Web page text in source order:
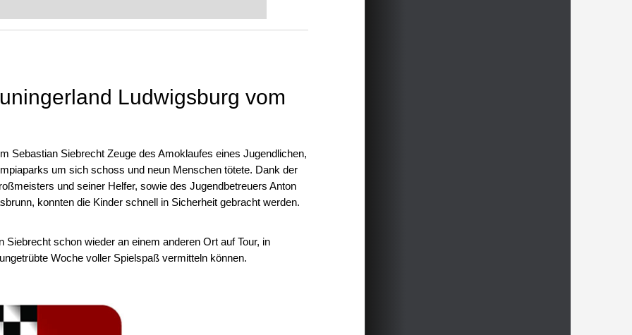
Ludwigsburg vom
Sebastian Siebrecht Zeuge des Amoklaufes eines Jugendlichen,
um sich schoss und neun Menschen tötete. Dank der
und seiner Helfer, sowie des Jugendbetreuers Anton
konnten die Kinder schnell in Sicherheit gebracht werden.
schon wieder an einem anderen Ort auf Tour, in
Woche voller Spielspaß vermitteln können.